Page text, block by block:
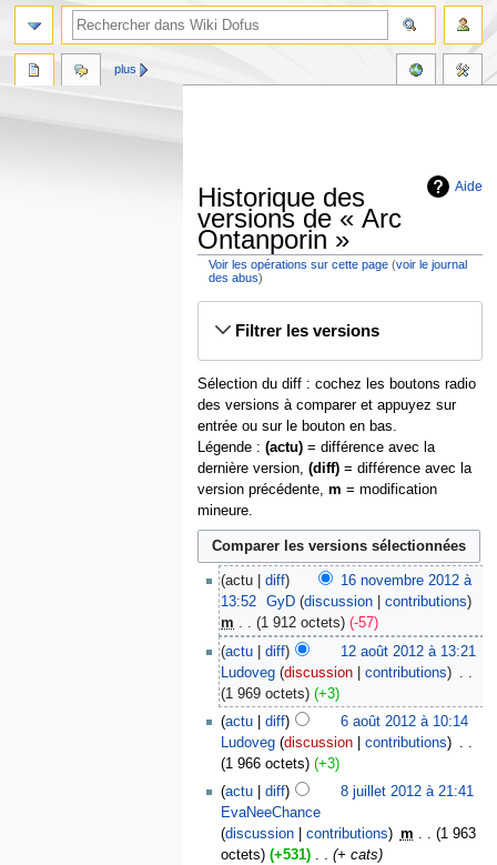
Aide
Historique des
versions de « Arc
Ontanporin »
Voir les opérations sur cette page (voir le journal
des abus)
Filtrer les versions
Sélection du diff : cochez les boutons radio
des versions à comparer et appuyez sur
entrée ou sur le bouton en bas.
Légende : (actu)= différence avec la
dernière version, (diff)= différence avec la
version précédente, m = modification
mineure.
actu diff
16 novembre 2012 à
13:52
GyD discussion
contributions
m
1 912 octets
-57
actu
diff
12 août 2012 à 13:21
Ludoveg discussion contributions
1 969 octets
+3
actu
diff
6 août 2012 à 10:14
Ludoveg discussion contributions
1 966 octets
+3
actu
diff
8 juillet 2012 à 21:41
EvaNeeChance
discussion
contributions m
1 963
octets
+531
+ cats
plus